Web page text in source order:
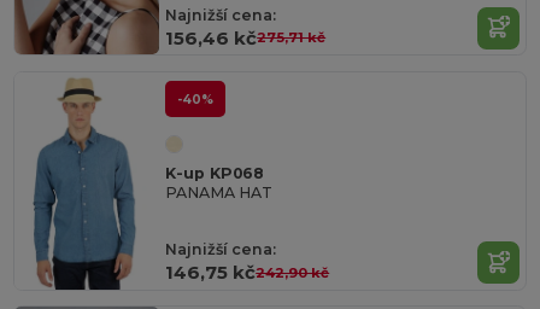
Najnižší cena:
156,46 kč275,71 kč
-40%
K-up KP068
PANAMA HAT
Najnižší cena:
146,75 kč242,90 kč